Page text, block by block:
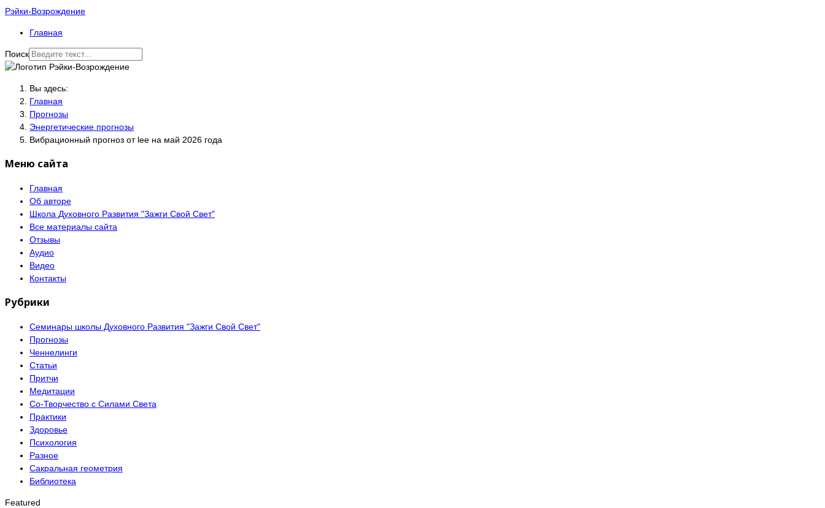
Рэйки-Возрождение
Главная
Поиск
Вы здесь:
Главная
Прогнозы
Энергетические прогнозы
Вибрационный прогноз от lee на май 2026 года
Меню сайта
Главная
Об авторе
Школа Духовного Развития "Зажги Свой Свет"
Все материалы сайта
Отзывы
Аудио
Видео
Контакты
Рубрики
Семинары школы Духовного Развития "Зажги Свой Свет"
Прогнозы
Ченнелинги
Статьи
Притчи
Медитации
Со-Творчество с Силами Света
Практики
Здоровье
Психология
Разное
Сакральная геометрия
Библиотека
Featured